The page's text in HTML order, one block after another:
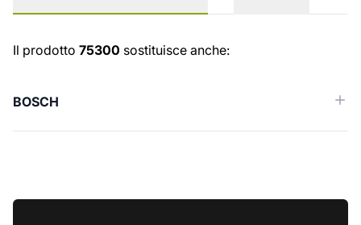
Ricambi simili (Cross reference)
Il prodotto 75300 sostituisce anche:
BOSCH